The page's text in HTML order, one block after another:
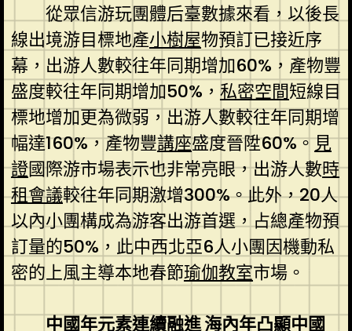
從眾信游玩團體后臺數據來看，以後長
線出境游目標地產小樹屋物預訂已接近序
幕，出游人數較往年同期增加60%，產物豐
盛度較往年同期增加50%， 私密空間短線目
標地增加更為微弱，出游人數較往年同期增
幅達160%，產物豐講座盛度晉陞60%。見
證國際游市場表示也非常亮眼，出游人數時
租會議較往年同期激增300%。此外，20人
以內小團構成為游客出游首選，占總產物預
訂量的50%，此中西北亞6人小團因機動私
密的上風主導本地春節瑜伽教室市場。
中國年元素連續融進 海內年凸顯中國